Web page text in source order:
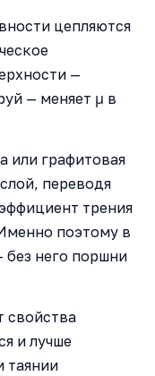
цепляются
—
— меняет μ в
или графитовая
переводя
трения
поэтому в
без него поршни
свойства
и лучше
таянии